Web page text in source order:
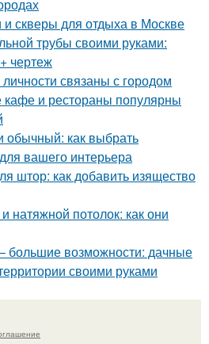
и скверы для отдыха в Москве
трубы своими руками:
чертеж
связаны с городом
и рестораны популярны
обычный: как выбрать
вашего интерьера
штор: как добавить изящество
натяжной потолок: как они
большие возможности: дачные
своими руками